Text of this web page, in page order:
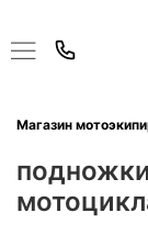
Магазин